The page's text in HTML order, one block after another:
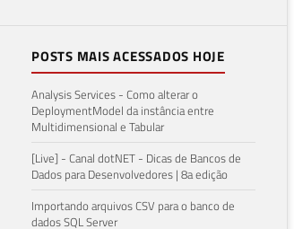
POSTS MAIS ACESSADOS HOJE
Analysis Services - Como alterar o
DeploymentModel da instância entre
Multidimensional e Tabular
[Live] - Canal dotNET - Dicas de Bancos de
Dados para Desenvolvedores | 8a edição
Importando arquivos CSV para o banco de
dados SQL Server